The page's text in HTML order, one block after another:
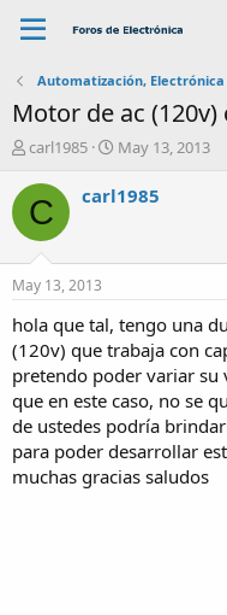
Automatización,
Motor de ac
A
t
o
r
carl1985
F
c
n
c
i
o
May 13, 2013
C carl1985
May 13, 2013
hola que tal, tengo una
(120v) que trabaja con
pretendo poder variar su
que en este caso, no se
de ustedes podría
para poder desarrollar
muchas gracias saludos